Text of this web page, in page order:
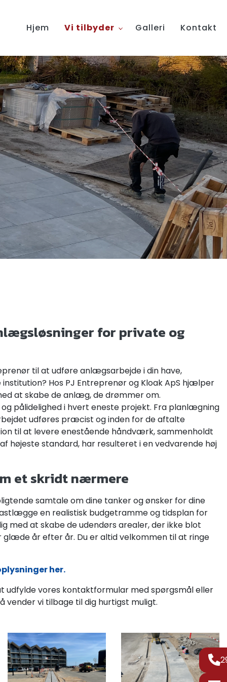
Hjem Vi tilbyder Galleri Kontakt
for private og
til at udføre anlægsarbejde i din have,
Hos PJ Entreprenør og Kloak ApS hjælper
at skabe de anlæg, de drømmer om.
pålidelighed i hvert eneste projekt. Fra planlægning
udføres præcist og inden for de aftalte
til at levere enestående håndværk, sammenholdt
højeste standard, har resulteret i en vedvarende høj
et skridt nærmere
samtale om dine tanker og ønsker for dine
en realistisk budgetramme og tidsplan for
med at skabe de udendørs arealer, der ikke blot
glæde år efter år. Du er altid velkommen til at ringe
her.
udfylde vores kontaktformular med spørgsmål eller
vender vi tilbage til dig hurtigst muligt.